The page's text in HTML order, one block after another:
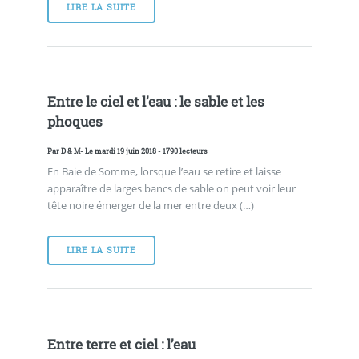
LIRE LA SUITE
Entre le ciel et l’eau : le sable et les
phoques
ParD & M- Le mardi 19 juin 2018 - 1790 lecteurs
En Baie de Somme, lorsque l’eau se retire et laisse
apparaître de larges bancs de sable on peut voir leur
tête noire émerger de la mer entre deux (…)
LIRE LA SUITE
Entre terre et ciel : l’eau